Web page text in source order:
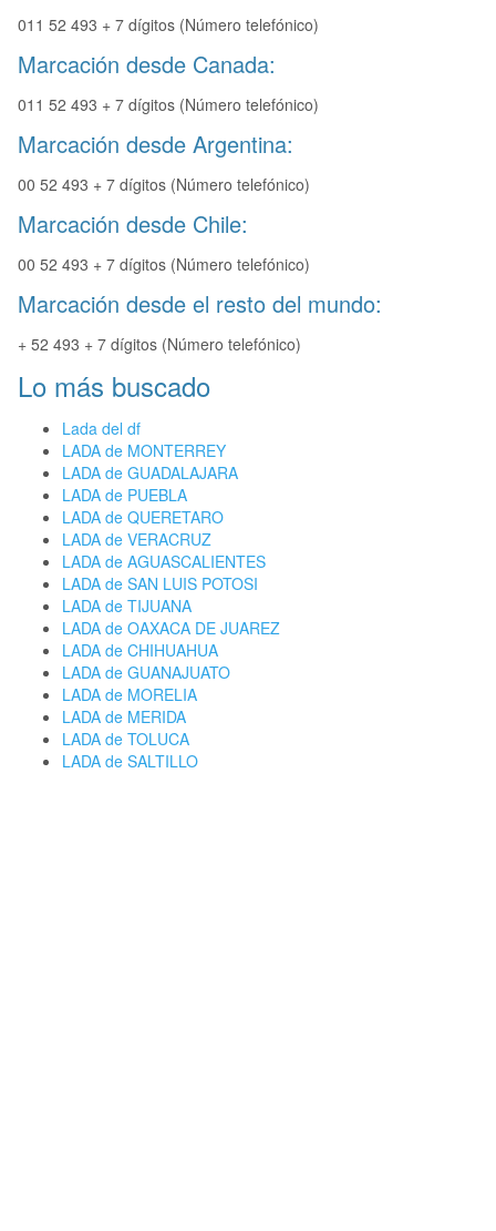
011 52 493 + 7 dígitos (Número telefónico)
Marcación desde Canada:
011 52 493 + 7 dígitos (Número telefónico)
Marcación desde Argentina:
00 52 493 + 7 dígitos (Número telefónico)
Marcación desde Chile:
00 52 493 + 7 dígitos (Número telefónico)
Marcación desde el resto del mundo:
+ 52 493 + 7 dígitos (Número telefónico)
Lo más buscado
Lada del df
LADA de MONTERREY
LADA de GUADALAJARA
LADA de PUEBLA
LADA de QUERETARO
LADA de VERACRUZ
LADA de AGUASCALIENTES
LADA de SAN LUIS POTOSI
LADA de TIJUANA
LADA de OAXACA DE JUAREZ
LADA de CHIHUAHUA
LADA de GUANAJUATO
LADA de MORELIA
LADA de MERIDA
LADA de TOLUCA
LADA de SALTILLO